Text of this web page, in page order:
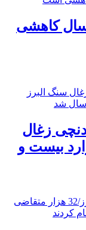
سال کاهشی
۲۰ معدنچی زغال
بیست و